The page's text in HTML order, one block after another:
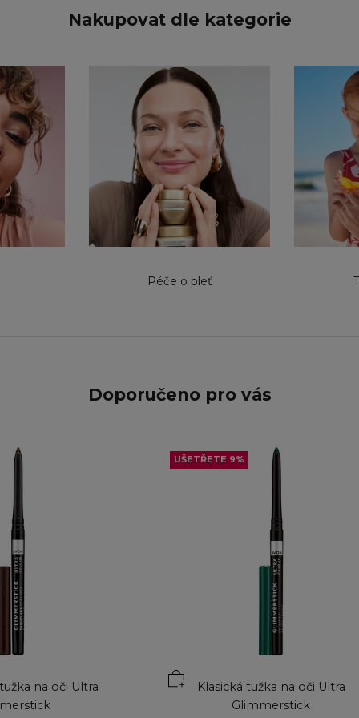
Nakupovat dle kategorie
Péče o pleť
Doporučeno pro vás
na oči Ultra
UŠETŘETE 9%
Přidat do košíku
Klasická tužka na oči Ultra
Glimmerstick